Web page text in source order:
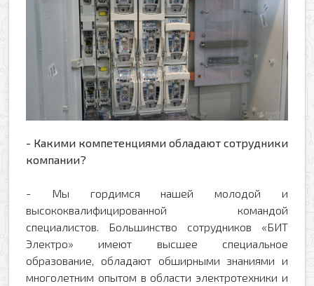
- Какими компетенциями обладают сотрудники
компании?
- Мы гордимся нашей молодой и
высококвалифицированной командой
специалистов. Большинство сотрудников «БИТ
Электро» имеют высшее специальное
образование, обладают обширными знаниями и
многолетним опытом в области электротехники и